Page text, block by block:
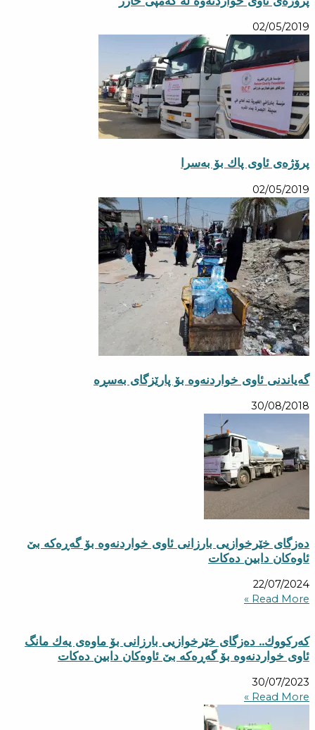
02/05/2019
پرۆژه‌ی ئاوی پاك بۆ به‌سرا
02/05/2019
گەیاندنی ئاوی خواردنەوە بۆ پارێزگای بەسڕە
30/08/2018
دەزگای خێرخوازیی بارزانی ئاوی خواردنەوە بۆ گەڕەكە بێ
ئاوەكان دابین دەكات
22/07/2024
Read More »
كەركووك.. دەزگای خێرخوازیی بارزانی بۆ ماوەی یەك مانگ
ئاوی خواردنەوە بۆ گەڕەكە بێ ئاوەكان دابین دەكات
30/07/2023
Read More »